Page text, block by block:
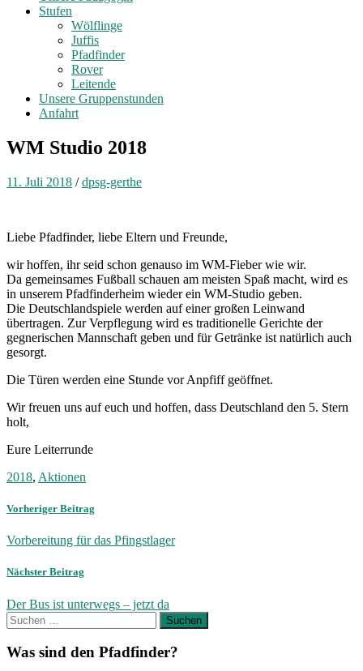
Stufen
Wölflinge
Juffis
Pfadfinder
Rover
Leitende
Unsere Gruppenstunden
Anfahrt
WM Studio 2018
11. Juli 2018 /dpsg-gerthe
Liebe Pfadfinder, liebe Eltern und Freunde,
wir hoffen, ihr seid schon genauso im WM-Fieber wie wir.
Da gemeinsames Fußball schauen am meisten Spaß macht, wird es
in unserem Pfadfinderheim wieder ein WM-Studio geben.
Die Deutschlandspiele werden auf einer großen Leinwand
übertragen. Zur Verpflegung wird es traditionelle Gerichte der
gegnerischen Mannschaft geben und für Getränke ist natürlich auch
gesorgt.
Die Türen werden eine Stunde vor Anpfiff geöffnet.
Wir freuen uns auf euch und hoffen, dass Deutschland den 5. Stern
holt,
Eure Leiterrunde
2018, Aktionen
Vorheriger Beitrag
Vorbereitung für das Pfingstlager
Nächster Beitrag
Der Bus ist unterwegs – jetzt da
Suchen
nach:
Was sind den Pfadfinder?